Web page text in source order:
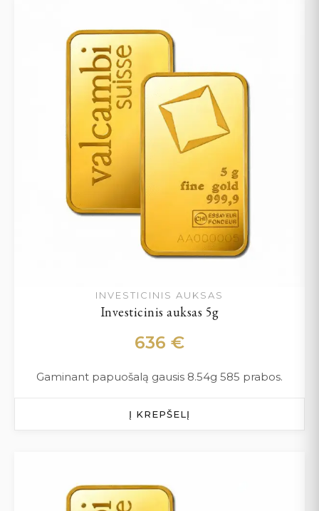
INVESTICINIS AUKSAS
Investicinis auksas 5g
636 €
Gaminant papuošalą gausis 8.54g 585 prabos.
Į KREPŠELĮ